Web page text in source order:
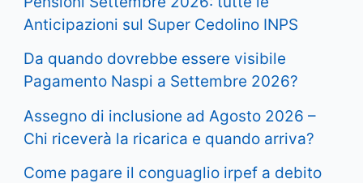
Anticipazioni sul Super Cedolino INPS
Da quando dovrebbe essere visibile
Pagamento Naspi a Settembre 2026?
Assegno di inclusione ad Agosto 2026 –
Chi riceverà la ricarica e quando arriva?
Come pagare il conguaglio irpef a debito